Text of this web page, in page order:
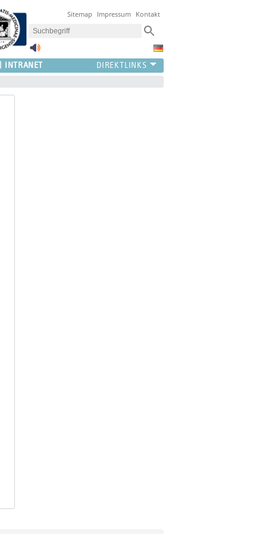
Sitemap Impressum Kontakt
INTRANET